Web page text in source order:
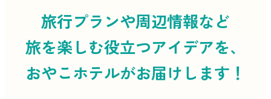
旅行プランや周辺情報など
旅を楽しむ役立つアイデアを、
おやこホテルがお届けします！